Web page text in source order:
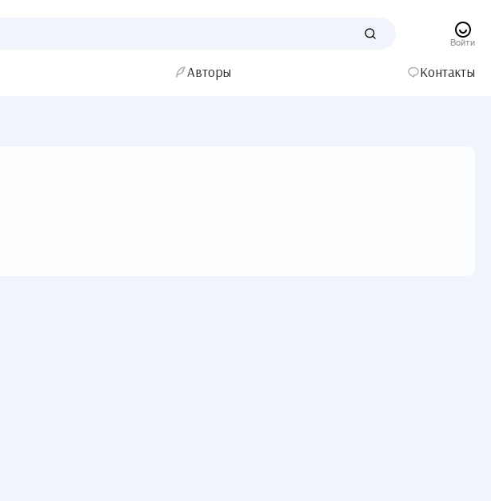
Войти
Авторы Контакты